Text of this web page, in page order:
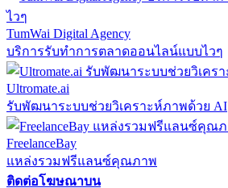
TumWai Digital Agency
บริการรับทำการตลาดออนไลน์แบบไวๆ
Ultromate.ai
รับพัฒนาระบบช่วยวิเคราะห์ภาพด้วย AI
FreelanceBay
แหล่งรวมฟรีแลนซ์คุณภาพ
ติดต่อโฆษณาบน